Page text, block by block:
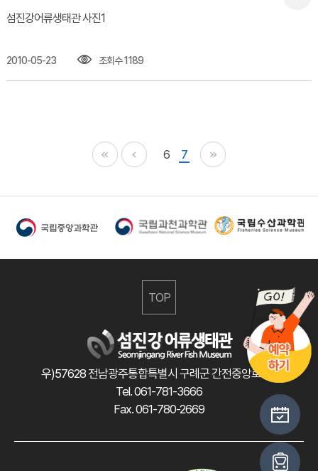
섬진강어류생태관 사진1
2010-05-23 조회수 1189
6 7
우)57628 전남광주통합특별시 구례군 간전중앙로 47
Tel. 061-781-3666
Fax. 061-780-2669
TOP